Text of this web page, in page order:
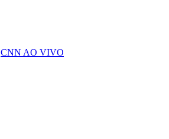
CNN AO VIVO